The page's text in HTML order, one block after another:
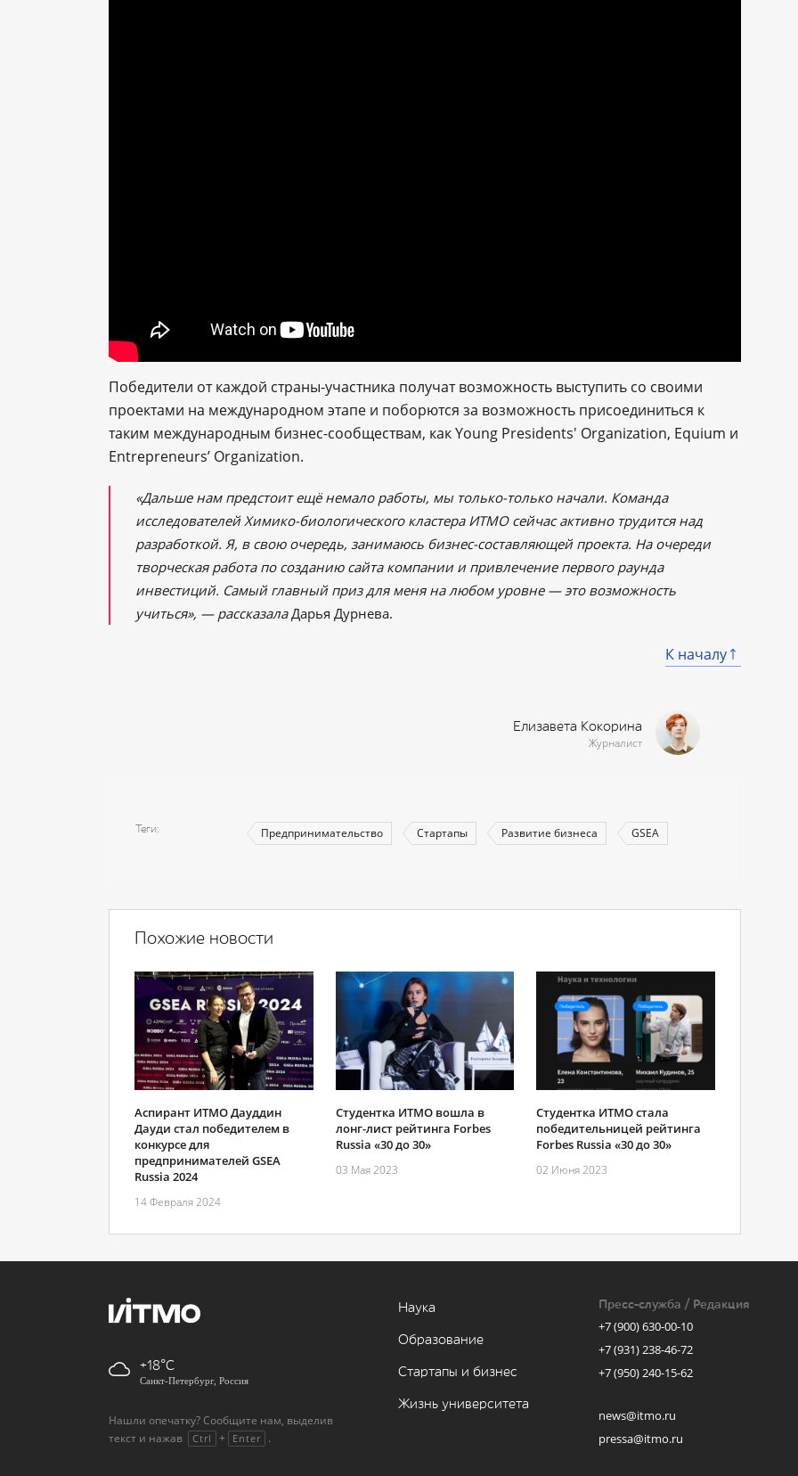
Победители от каждой страны-участника получат возможность выступить со своими
проектами на международном этапе и поборются за возможность присоединиться к
таким международным бизнес-сообществам, как Young Presidents' Organization, Equium и
Entrepreneurs’ Organization.
«Дальше нам предстоит ещё немало работы, мы только-только начали. Команда
исследователей Химико-биологического кластера ИТМО сейчас активно трудится над
разработкой. Я, в свою очередь, занимаюсь бизнес-составляющей проекта. На очереди
творческая работа по созданию сайта компании и привлечение первого раунда
инвестиций. Самый главный приз для меня на любом уровне ― это возможность
учиться», ― рассказалаДарья Дурнева.
К началу
Елизавета Кокорина
Журналист
Теги Предпринимательство Стартапы Развитие бизнеса GSEA
Похожие новости
Аспирант ИТМО Дауддин
Дауди стал победителем в
конкурсе для
предпринимателей GSEA
Russia 2024
14 Февраля 2024
Студентка ИТМО вошла в
лонг-лист рейтинга Forbes
Russia «30 до 30»
03 Мая 2023
Студентка ИТМО стала
победительницей рейтинга
Forbes Russia «30 до 30»
02 Июня 2023
+18
Санкт-Петербург, Россия
Нашли опечатку? Сообщите нам, выделив
текст и нажав
Ctrl + Enter .
Наука
Образование
Стартапы и бизнес
Жизнь университета
Пресс-служба / Редакция
+7 (900) 630-00-10
+7 (931) 238-46-72
+7 (950) 240-15-62
news@itmo.ru
pressa@itmo.ru